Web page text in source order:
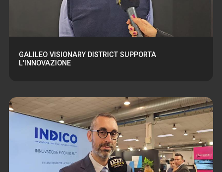
GALILEO VISIONARY DISTRICT SUPPORTA
L'INNOVAZIONE